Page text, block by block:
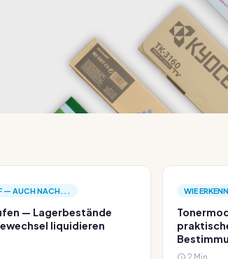
— AUCH NACH...
— Lagerbestände
liquidieren
WIE